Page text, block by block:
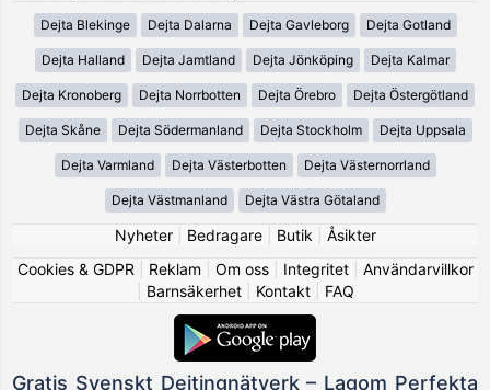
Dejta Blekinge Dejta Dalarna Dejta Gavleborg Dejta Gotland
Dejta Halland Dejta Jamtland Dejta Jönköping Dejta Kalmar
Dejta Kronoberg Dejta Norrbotten Dejta Örebro Dejta Östergötland
Dejta Skåne Dejta Södermanland Dejta Stockholm Dejta Uppsala
Dejta Varmland Dejta Västerbotten Dejta Västernorrland
Dejta Västmanland Dejta Västra Götaland
Nyheter| Bedragare| Butik
Åsikter
Cookies & GDPR
Reklam Om oss| Integritet| Användarvillkor
Barnsäkerhet| Kontakt| FAQ
Gratis Svenskt Dejtingnätverk – Lagom Perfekta